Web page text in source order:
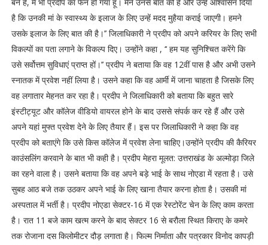
है कि उनकी मां के स्वास्थ्य के इलाज के लिए उन्हें मदद मुहैया कराई जाएगी। हमने
उसके इलाज के लिए बात की है।’’ जिलाधिकारी ने प्रदीप को अपने करियर के लिए सभी
विकल्पों का पता लगाने के विकल्प दिए। उन्होंने कहा , ‘‘ हम यह सुनिश्चित करेंगे कि
उसे सर्वोत्तम सुविधाएं प्राप्त हों।’’ प्रदीप ने बताया कि वह 12वीं पास है और अभी उसने
स्नातक में प्रवेश नहीं लिया है। उसने कहा कि वह आर्मी में जाना चाहता है जिसके लिए
वह लगातार मेहनत कर रहा है। प्रदीप ने जिलाधिकारी को बताया कि बहुत सारे
इंस्टीट्यूट और कॉलेज वीडियो वायरल होने के बाद उससे संपर्क कर रहे हैं और उसे
अपने यहां मुफ्त प्रवेश देने के लिए तैयार हैं। इस पर जिलाधिकारी ने कहा कि वह
प्रदीप को बताएंगे कि उसे किस कॉलेज में प्रवेश लेना चाहिए।उन्होंने प्रदीप की कैरियर
काउंसलिंग करवाने के बात भी कही है। प्रदीप मेहरा मूलत: उत्तराखंड के अल्मोड़ा जिले
का रहने वाला है। उसने बताया कि वह अपने बड़े भाई के साथ नोएडा में रहता है। उसे
सुबह आठ बजे तक उठकर अपने भाई के लिए खाना तैयार करना होता है। उसकी मां
अस्पताल में भर्ती है। प्रदीप नोएडा सेक्टर-16 में एक रेस्टोरेंट चेन के लिए काम करता
है। रात 11 बजे काम खत्म करने के बाद सेक्टर 16 से बरौला स्थित किराए के कमरे
तक रोजाना दस किलोमीटर दौड़ लगाता है। फिल्म निर्माता और पत्रकार विनोद कापड़ी